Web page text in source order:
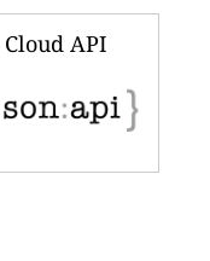
Cloud API